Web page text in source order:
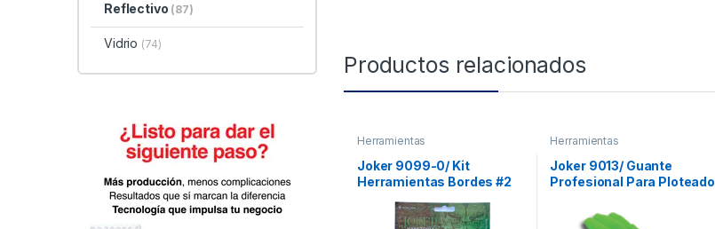
Productos relacionados
Herramientas
Joker 9099-0/ Kit
Herramientas Bordes #2
Herramientas
Joker 9013/ Guante
Profesional Para Ploteado
Reflectivo (87)
Vidrio (74)